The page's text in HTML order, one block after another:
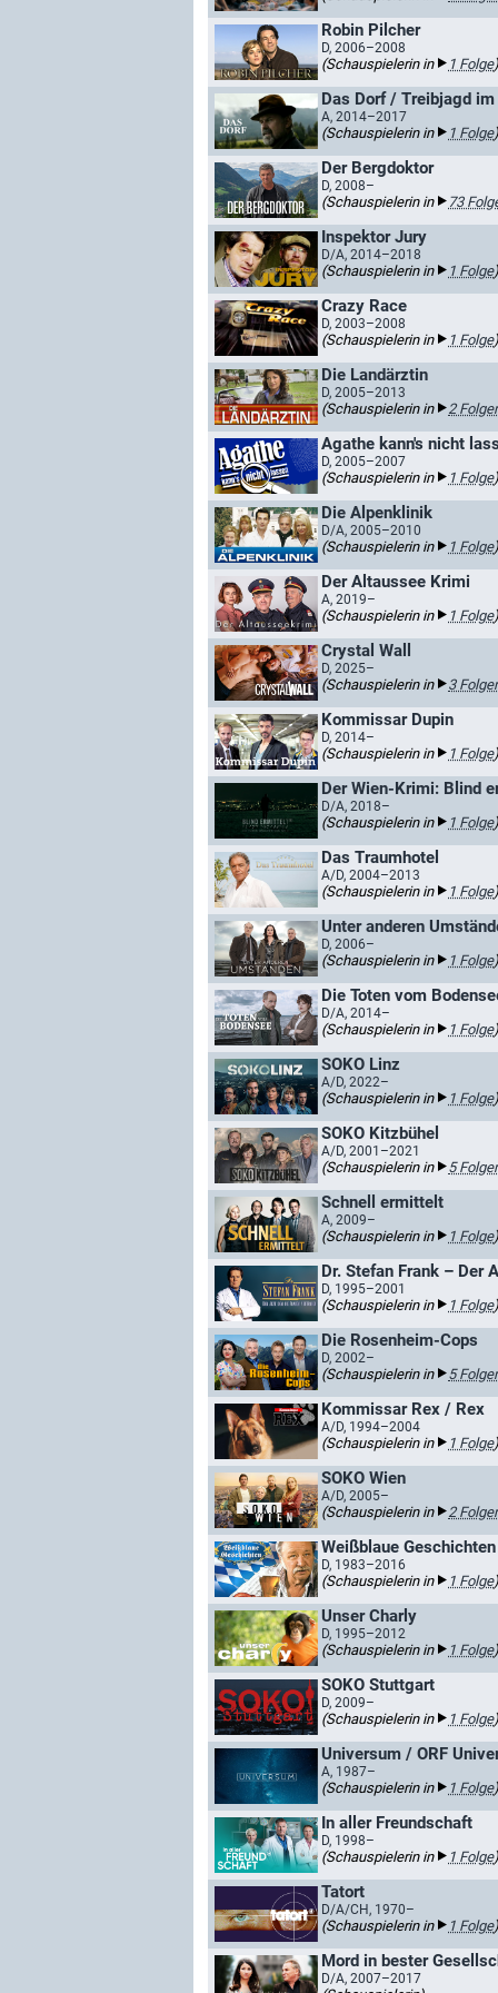
Robin Pilcher
D, 2006–2008
(Schauspielerin in 1 Folge)
Das Dorf / Treibjagd im
A, 2014–2017
(Schauspielerin in 1 Folge)
Der Bergdoktor
D, 2008–
(Schauspielerin in 73
Inspektor Jury
D/A, 2014–2018
(Schauspielerin in 1 Folge)
Crazy Race
D, 2003–2008
(Schauspielerin in 1 Folge)
Die Landärztin
D, 2005–2013
(Schauspielerin in 2
Agathe kann's nicht
D, 2005–2007
(Schauspielerin in 1 Folge)
Die Alpenklinik
D/A, 2005–2010
(Schauspielerin in 1 Folge)
Der Altaussee Krimi
A, 2019–
(Schauspielerin in 1 Folge)
Crystal Wall
D, 2025–
(Schauspielerin in 3
Kommissar Dupin
D, 2014–
(Schauspielerin in 1 Folge)
Der Wien-Krimi: Blind
D/A, 2018–
(Schauspielerin in 1 Folge)
Das Traumhotel
A/D, 2004–2013
(Schauspielerin in 1 Folge)
Unter anderen
D, 2006–
(Schauspielerin in 1 Folge)
Die Toten vom
D/A, 2014–
(Schauspielerin in 1 Folge)
SOKO Linz
A/D, 2022–
(Schauspielerin in 1 Folge)
SOKO Kitzbühel
A/D, 2001–2021
(Schauspielerin in 5
Schnell ermittelt
A, 2009–
(Schauspielerin in 1 Folge)
Dr. Stefan Frank – Der
D, 1995–2001
(Schauspielerin in 1 Folge)
Die Rosenheim-Cops
D, 2002–
(Schauspielerin in 5
Kommissar Rex / Rex
A/D, 1994–2004
(Schauspielerin in 1 Folge)
SOKO Wien
A/D, 2005–
(Schauspielerin in 2
Weißblaue Geschichten
D, 1983–2016
(Schauspielerin in 1 Folge)
Unser Charly
D, 1995–2012
(Schauspielerin in 1 Folge)
SOKO Stuttgart
D, 2009–
(Schauspielerin in 1 Folge)
Universum / ORF
A, 1987–
(Schauspielerin in 1 Folge)
In aller Freundschaft
D, 1998–
(Schauspielerin in 1 Folge)
Tatort
D/A/CH, 1970–
(Schauspielerin in 1 Folge)
Mord in bester
D/A, 2007–2017